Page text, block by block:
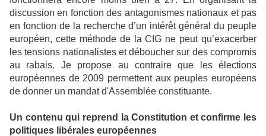
discussion en fonction des antagonismes nationaux et pas
en fonction de la recherche d’un intérêt général du peuple
européen, cette méthode de la CIG ne peut qu’exacerber
les tensions nationalistes et déboucher sur des compromis
au rabais. Je propose au contraire que les élections
européennes de 2009 permettent aux peuples européens
de donner un mandat d'Assemblée constituante.
Un contenu qui reprend la Constitution et confirme les
politiques libérales européennes